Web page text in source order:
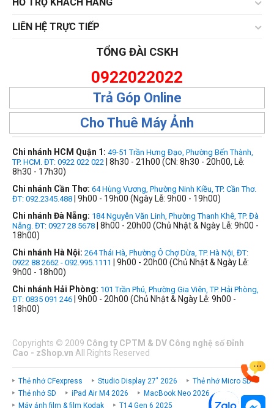
LIÊN HỆ TRỰC TIẾP
TỔNG ĐÀI CSKH
0922022022
Trả Góp Online
Cho Thuê Máy Ảnh
Chi nhánh HCM Quận 1: 49-51 Trần Hưng Đạo, Phường Bến Thành,
TP. HCM. ĐT: 0922 022 022 | 8h30 - 21h00 (CN: 8h30 - 20h00, Lễ:
8h30 - 17h30)
Chi nhánh Cần Thơ: 64 Hùng Vương, Phường Ninh Kiều, TP. Cần Thơ.
ĐT: 092.2345.488 | 9h00 - 19h00 (Ngày Lễ: 9h00 - 19h00)
Chi nhánh Đà Nẵng: 184 Nguyễn Văn Linh, Phường Thanh Khê, TP. Đà
Nẵng. ĐT: 0927 28 5678 | 8h00 - 20h00 (Chủ Nhật & Ngày Lễ: 9h00 -
18h00)
Chi nhánh Hà Nội: 264 Thái Hà, Phường Ô Chợ Dừa, TP. Hà Nội, ĐT:
0922 88 2662 - 092.995.1111
| 9h00 - 20h00 (Chủ Nhật & Ngày Lễ:
9h00 - 18h00)
Chi nhánh Hải Phòng: 101 Trần Phú, Phường Gia Viên, TP. Hải Phòng,
ĐT: 0835 091 246 | 9h00 - 20h00 (Chủ Nhật & Ngày Lễ: 9h00 -
18h00)
Copyrights © 2009 Công ty CPTM & DV Công nghệ số Đỉnh
Cao - zShop.vn All Rights Reserved
Thẻ nhớ CFexpress Studio Display 27" 2026
Thẻ nhớ Micro SD
Thẻ nhớ SD
iPad Air M4 2026
MacBook Neo 2026
Máy ảnh film & film Kodak
T14 Gen 6 2025